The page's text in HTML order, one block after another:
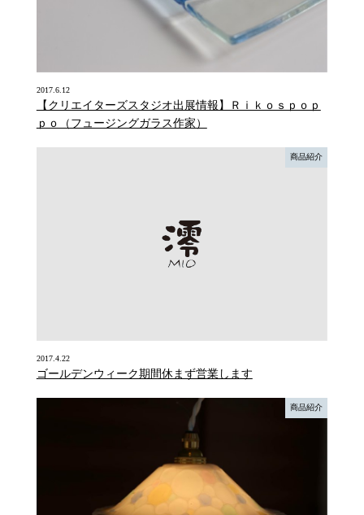
2017.6.12
【クリエイターズスタジオ出展情報】Ｒｉｋｏｓｐｏｐ
ｐｏ（フュージングガラス作家）
商品紹介
2017.4.22
ゴールデンウィーク期間休まず営業します
商品紹介